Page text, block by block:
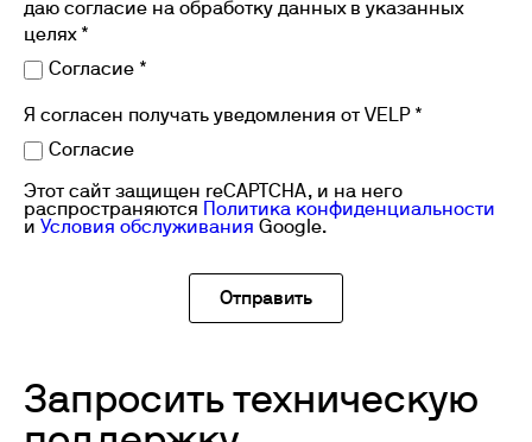
даю согласие на обработку данных в указанных
целях *
Согласие *
Я согласен получать уведомления от VELP *
Согласие
Этот сайт защищен reCAPTCHA, и на него
распространяются
Политика конфиденциальности
и Условия обслуживания Google.
Запросить техническую